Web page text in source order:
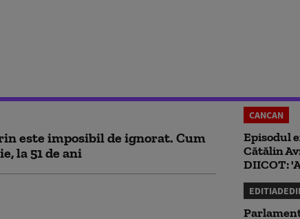
este imposibil de ignorat. Cum
la 51 de ani
CANCAN
Episodul
Cătălin
DIICOT: